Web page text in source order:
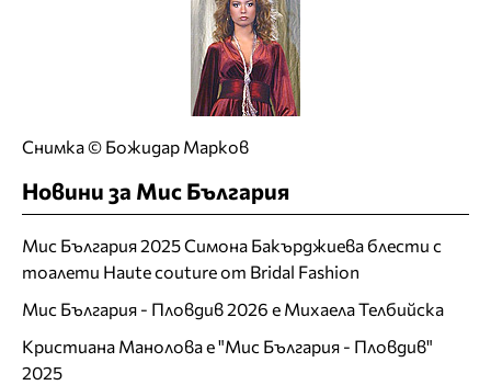
Снимка © Божидар Марков
Новини за Мис България
Мис България 2025 Симона Бакърджиева блести с
тоалети Haute couture от Bridal Fashion
Мис България - Пловдив 2026 е Михаела Телбийска
Кристиана Манолова е "Мис България - Пловдив"
2025